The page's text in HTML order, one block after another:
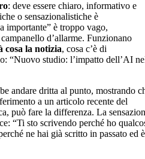
: deve essere chiaro, informativo e
o sensazionalistiche è
importante” è troppo vago,
d’allarme. Funzionano
cosa la notizia, cosa c’è di
“Nuovo studio: l’impatto dell’AI
andare dritta al punto, mostrando
a un articolo recente del
può fare la differenza. La
“Ti sto scrivendo perché ho
ne hai già scritto in passato ed è